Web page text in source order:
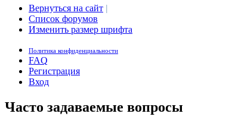
Вернуться на сайт |
Список форумов
Изменить размер шрифта
Политика конфиденциальности
FAQ
Регистрация
Вход
Часто задаваемые вопросы